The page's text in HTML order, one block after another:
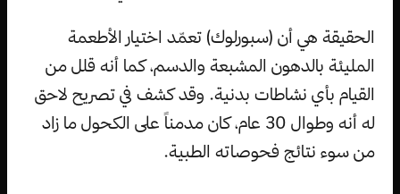
الحقيقة هي أن (سبورلوك) تعمّد اختيار الأطعمة
المليئة بالدهون المشبعة والدسم، كما أنه قلل من
القيام بأي نشاطات بدنية. وقد كشف في تصريح لاحق
له أنه وطوال 30 عام، كان مدمناً على الكحول ما زاد
من سوء نتائج فحوصاته الطبية.